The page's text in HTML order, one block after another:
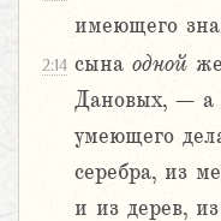
имеющего
2:14 сына одной
Дановых, – а
умеющего
серебра, из
и из дерев, из